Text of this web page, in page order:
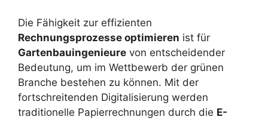
Die Fähigkeit zur effizienten
Rechnungsprozesse optimieren ist für
Gartenbauingenieure von entscheidender
Bedeutung, um im Wettbewerb der grünen
Branche bestehen zu können. Mit der
fortschreitenden Digitalisierung werden
traditionelle Papierrechnungen durch die E-